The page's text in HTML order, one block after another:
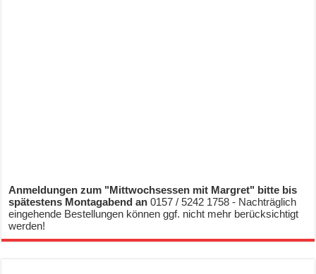
Anmeldungen zum "Mittwochsessen mit Margret" bitte bis
spätestens Montagabend an0157 / 5242 1758 - Nachträglich
eingehende Bestellungen können ggf. nicht mehr berücksichtigt
werden!